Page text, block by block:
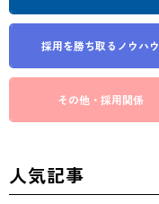
採用を勝ち取る ノウハウ
その他・採用関係
人気記事